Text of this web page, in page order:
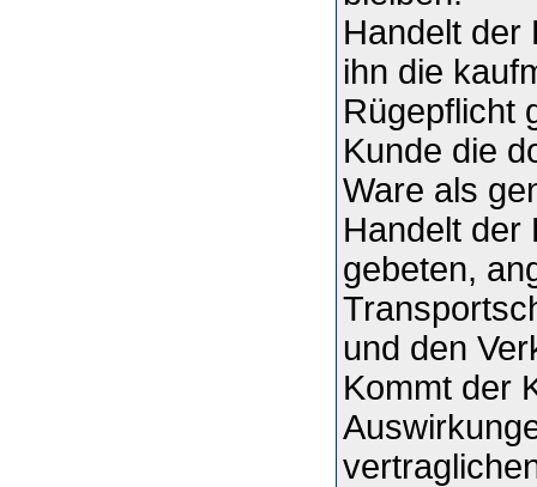
Handelt der
ihn die
Rügepflicht
Kunde die
Ware als
Handelt der
gebeten,
und den
Kommt der